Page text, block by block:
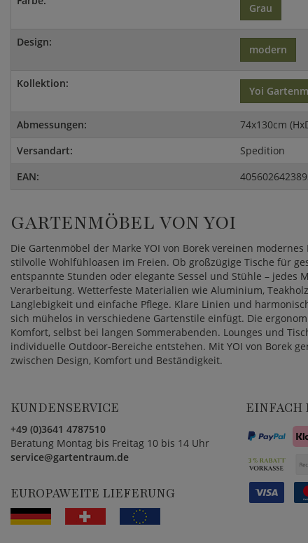
Grau
Design:
modern
Kollektion:
Yoi
Abmessungen:
74x130cm
Versandart:
Spedition
EAN:
GARTENMÖBEL VON YOI
Die Gartenmöbel der Marke YOI von Borek vereinen
stilvolle Wohlfühloasen im Freien. Ob großzügige Tische für
entspannte Stunden oder elegante Sessel und Stühle – jedes
Verarbeitung. Wetterfeste Materialien wie Aluminium,
Langlebigkeit und einfache Pflege. Klare Linien und
sich mühelos in verschiedene Gartenstile einfügt. Die
Komfort, selbst bei langen Sommerabenden. Lounges und
individuelle Outdoor-Bereiche entstehen. Mit YOI von Borek
zwischen Design, Komfort und Beständigkeit.
KUNDENSERVICE
+49 (0)3641 4787510
Beratung Montag bis Freitag 10 bis 14 Uhr
service@gartentraum.de
EUROPAWEITE LIEFERUNG
EINFACH